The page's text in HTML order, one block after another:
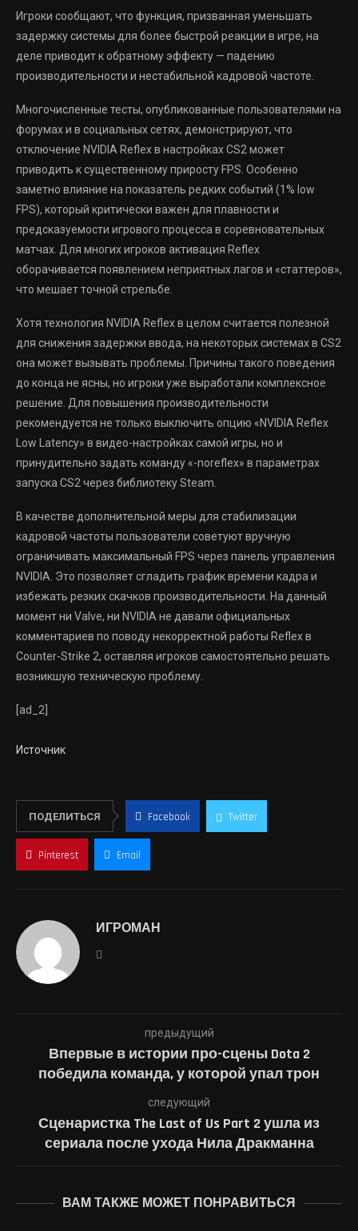
Игроки сообщают, что функция, призванная уменьшать
задержку системы для более быстрой реакции в игре, на
деле приводит к обратному эффекту — падению
производительности и нестабильной кадровой частоте.
Многочисленные тесты, опубликованные пользователями на
форумах и в социальных сетях, демонстрируют, что
отключение NVIDIA Reflex в настройках CS2 может
приводить к существенному приросту FPS. Особенно
заметно влияние на показатель редких событий (1% low
FPS), который критически важен для плавности и
предсказуемости игрового процесса в соревновательных
матчах. Для многих игроков активация Reflex
оборачивается появлением неприятных лагов и «статтеров»,
что мешает точной стрельбе.
Хотя технология NVIDIA Reflex в целом считается полезной
для снижения задержки ввода, на некоторых системах в CS2
она может вызывать проблемы. Причины такого поведения
до конца не ясны, но игроки уже выработали комплексное
решение. Для повышения производительности
рекомендуется не только выключить опцию «NVIDIA Reflex
Low Latency» в видео-настройках самой игры, но и
принудительно задать команду «-noreflex» в параметрах
запуска CS2 через библиотеку Steam.
В качестве дополнительной меры для стабилизации
кадровой частоты пользователи советуют вручную
ограничивать максимальный FPS через панель управления
NVIDIA. Это позволяет сгладить график времени кадра и
избежать резких скачков производительности. На данный
момент ни Valve, ни NVIDIA не давали официальных
комментариев по поводу некорректной работы Reflex в
Counter-Strike 2, оставляя игроков самостоятельно решать
возникшую техническую проблему.
[ad_2]
Источник
ПОДЕЛИТЬСЯ Facebook Twitter
Pinterest Email
ИГРОМАН
предыдущий
Впервые в истории про-сцены Dota 2
победила команда, у которой упал трон
следующий
Сценаристка The Last of Us Part 2 ушла из
сериала после ухода Нила Дракманна
ВАМ ТАКЖЕ МОЖЕТ ПОНРАВИТЬСЯ